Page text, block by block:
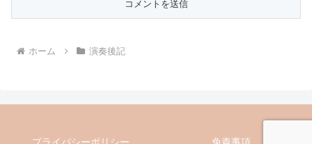
ホーム 演奏後記